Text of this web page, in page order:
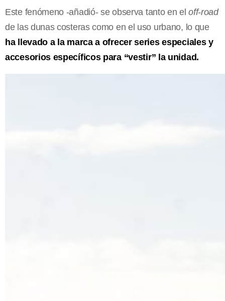
Este fenómeno -añadió- se observa tanto en eloff-road
de las dunas costeras como en el uso urbano, lo que
ha llevado a la marca a ofrecer series especiales y
accesorios específicos para “vestir” la unidad.